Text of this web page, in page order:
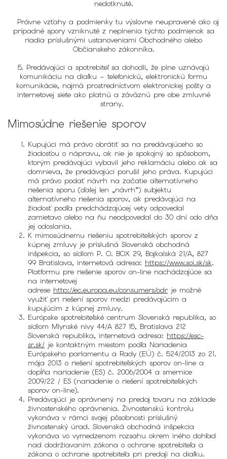
nedotknuté.
Právne vzťahy a podmienky tu výslovne neupravené ako aj
prípadné spory vzniknuté z neplnenia týchto podmienok sa
riadia príslušnými ustanoveniami Obchodného alebo
Občianskeho zákonníka.
5. Predávajúci a spotrebiteľ sa dohodli, že plne uznávajú
komunikáciu na diaľku – telefonickú, elektronickú formu
komunikácie, najmä prostredníctvom elektronickej pošty a
internetovej siete ako platnú a záväznú pre obe zmluvné
strany.
Mimosúdne riešenie sporov
Kupujúci má právo obrátiť sa na predávajúceho so
žiadosťou o nápravu, ak nie je spokojný so spôsobom,
ktorým predávajúci vybavil jeho reklamáciu alebo ak sa
domnieva, že predávajúci porušil jeho práva. Kupujúci
má právo podať návrh na začatie alternatívneho
riešenia sporu (ďalej len „návrh“) subjektu
alternatívneho riešenia sporov, ak predávajúci na
žiadosť podľa predchádzajúcej vety odpovedal
zamietavo alebo na ňu neodpovedal do 30 dní odo dňa
jej odoslania.
K mimosúdnemu riešeniu spotrebiteľských sporov z
kúpnej zmluvy je príslušná Slovenská obchodná
inšpekcia, so sídlom P. O. BOX 29, Bajkalská 21/A, 827
99 Bratislava, internetová adresa: https://www.soi.sk/sk.
Platformu pre riešenie sporov on-line nachádzajúce sa
na internetovej
adrese http://ec.europa.eu/consumers/odr je možné
využiť pri riešení sporov medzi predávajúcim a
kupujúcim z kúpnej zmluvy.
Európske spotrebiteľské centrum Slovenská republika, so
sídlom Mlynské nivy 44/A 827 15, Bratislava 212
Slovenská republika, internetová adresa: https://esc-
sr.sk/ je kontaktným miestom podľa Nariadenia
Európskeho parlamentu a Rady (EÚ) č. 524/2013 zo 21.
mája 2013 o riešení spotrebiteľských sporov on-line a
dopĺňa nariadenie (ES) č. 2006/2004 a smernice
2009/22 / ES (nariadenie o riešení spotrebiteľských
sporov on-line).
Predávajúci je oprávnený na predaj tovaru na základe
živnostenského oprávnenia. Živnostenskú kontrolu
vykonáva v rámci svojej pôsobnosti príslušný
živnostenský úrad. Slovenská obchodná inšpekcia
vykonáva vo vymedzenom rozsahu okrem iného dohľad
nad dodržiavaním zákona o ochrane spotrebiteľa a
zákona o ochrane spotrebiteľa pri predaji na diaľku.